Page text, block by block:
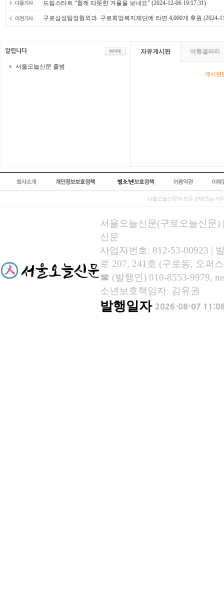
드림스타트 “함께 따뜻한 겨울을 보내요” (2024-12-06 19:17:31)
구로삼성탑정형외과. 구로희망복지재단에 라면 4,000개 후원 (2024-
서울오늘신문 출범
자유게시판 여행갤러리
게시판
서울오늘신문의 모든 컨텐츠는 저
서울오늘신문(구로오늘신문)
신문
사업자번호: 812-53-00923 |
로 207, 241호 (구로동, 오퍼
☎ (발행인) 010-8553-9979,
소년보호책임자: 김유권
발행일자